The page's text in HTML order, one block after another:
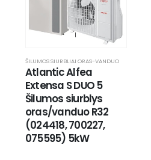
ŠILUMOS SIURBLIAI ORAS-VANDUO
Atlantic Alfea
Extensa S DUO 5
Šilumos siurblys
oras/vanduo R32
(024418, 700227,
075595) 5kW